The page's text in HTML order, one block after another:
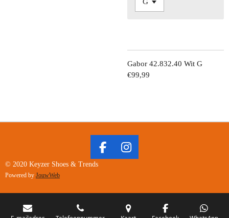
Gabor 42.832.40 Wit G
€99,99
F
B
I
A
G
© 2020 Keyzer Shoes & Trends
Powered by JouwWeb